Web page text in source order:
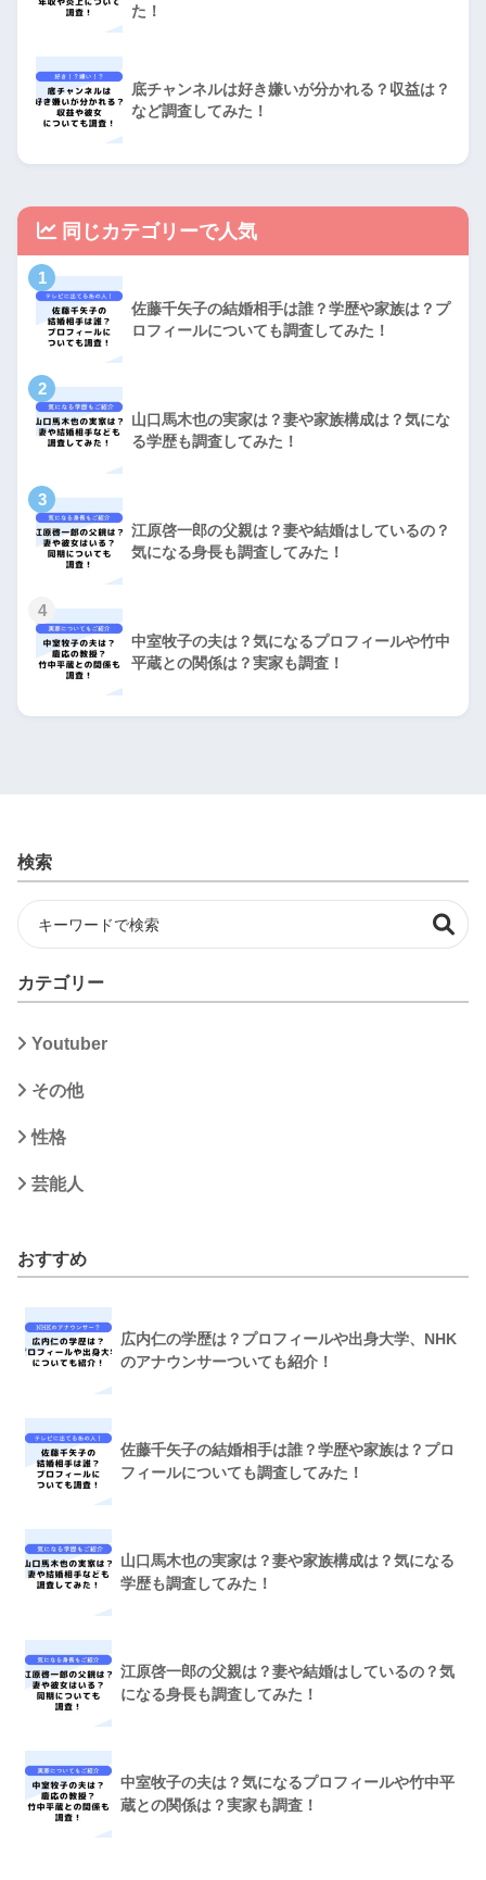
た！
底チャンネルは好き嫌いが分かれる？収益は？
など調査してみた！
同じカテゴリーで人気
1
佐藤千矢子の結婚相手は誰？学歴や家族は？プ
ロフィールについても調査してみた！
2
山口馬木也の実家は？妻や家族構成は？気にな
る学歴も調査してみた！
3
江原啓一郎の父親は？妻や結婚はしているの？
気になる身長も調査してみた！
4
中室牧子の夫は？気になるプロフィールや竹中
平蔵との関係は？実家も調査！
検索
カテゴリー
Youtuber
その他
性格
芸能人
おすすめ
広内仁の学歴は？プロフィールや出身大学、NHK
のアナウンサーついても紹介！
佐藤千矢子の結婚相手は誰？学歴や家族は？プロ
フィールについても調査してみた！
山口馬木也の実家は？妻や家族構成は？気になる
学歴も調査してみた！
江原啓一郎の父親は？妻や結婚はしているの？気
になる身長も調査してみた！
中室牧子の夫は？気になるプロフィールや竹中平
蔵との関係は？実家も調査！